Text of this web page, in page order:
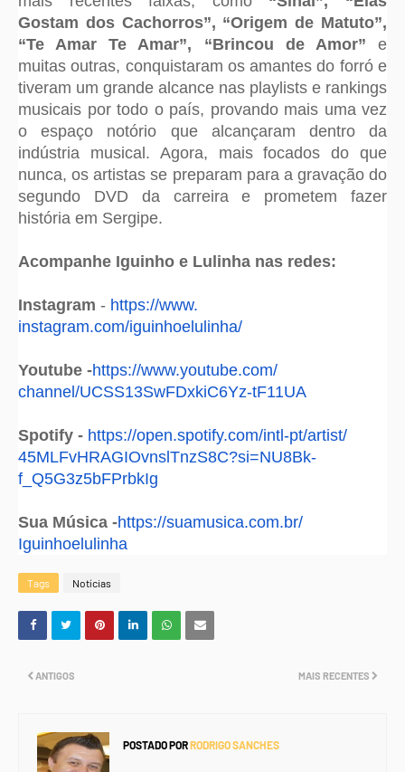
Gostam dos Cachorros”, “Origem de Matuto”,
“Te Amar Te Amar”, “Brincou de Amor” e
muitas outras, conquistaram os amantes do forró e
tiveram um grande alcance nas playlists e rankings
musicais por todo o país, provando mais uma vez
o espaço notório que alcançaram dentro da
indústria musical. Agora, mais focados do que
nunca, os artistas se preparam para a gravação do
segundo DVD da carreira e prometem fazer
história em Sergipe.
Acompanhe Iguinho e Lulinha nas redes:
Instagram - https://www.
instagram.com/iguinhoelulinha/
Youtube -https://www.youtube.com/
channel/UCSS13SwFDxkiC6Yz-tF11UA
Spotify - https://open.spotify.com/intl-pt/artist/
45MLFvHRAGIOvnslTnzS8C?si=NU8Bk-
f_Q5G3z5bFPrbkIg
Sua Música -https://suamusica.com.br/
Iguinhoelulinha
Tags Notícias
MAIS RECENTES
ANTIGOS
POSTADO PORRODRIGO SANCHES